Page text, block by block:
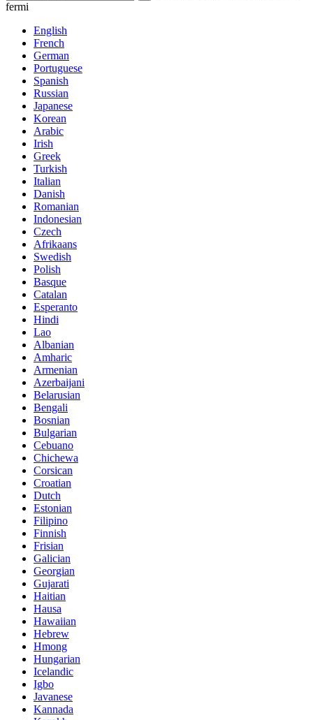
fermi
English
French
German
Portuguese
Spanish
Russian
Japanese
Korean
Arabic
Irish
Greek
Turkish
Italian
Danish
Romanian
Indonesian
Czech
Afrikaans
Swedish
Polish
Basque
Catalan
Esperanto
Hindi
Lao
Albanian
Amharic
Armenian
Azerbaijani
Belarusian
Bengali
Bosnian
Bulgarian
Cebuano
Chichewa
Corsican
Croatian
Dutch
Estonian
Filipino
Finnish
Frisian
Galician
Georgian
Gujarati
Haitian
Hausa
Hawaiian
Hebrew
Hmong
Hungarian
Icelandic
Igbo
Javanese
Kannada